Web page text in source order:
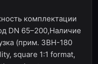
комплектации
DN 65–200,Наличие
(прим. ЗВН-180
square 1:1 format,